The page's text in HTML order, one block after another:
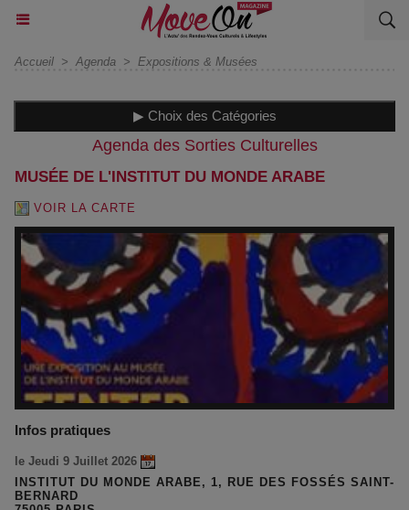
Accueil > Agenda > Expositions & Musées
▶ Choix des Catégories
Agenda des Sorties Culturelles
MUSÉE DE L'INSTITUT DU MONDE ARABE
VOIR LA CARTE
Infos pratiques
le Jeudi 9 Juillet 2026
INSTITUT DU MONDE ARABE, 1, RUE DES FOSSÉS SAINT-
BERNARD